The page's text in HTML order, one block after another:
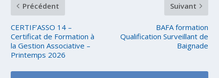
Précédent
CERTIF’ASSO 14 –
Certificat de Formation à
la Gestion Associative –
Printemps 2026
Suivant
BAFA formation
Qualification Surveillant de
Baignade